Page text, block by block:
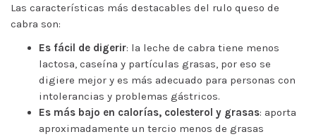
Las características más destacables del rulo queso de
cabra son:
Es fácil de digerir: la leche de cabra tiene menos
lactosa, caseína y partículas grasas, por eso se
digiere mejor y es más adecuado para personas con
intolerancias y problemas gástricos.
Es más bajo en calorías, colesterol y grasas: aporta
aproximadamente un tercio menos de grasas